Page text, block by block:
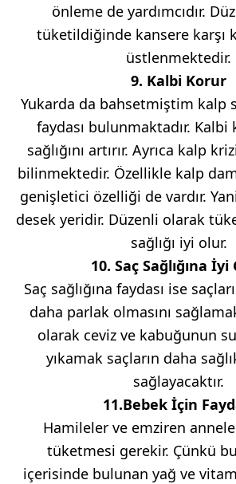
önleme de yardımcıdır.
tüketildiğinde kansere karşı
üstlenmektedir.
9. Kalbi Korur
Yukarda da bahsetmiştim kalp
faydası bulunmaktadır.
sağlığını artırır. Ayrıca kalp
bilinmektedir. Özellikle kalp
genişletici özelliği de vardır.
desek yeridir. Düzenli olarak
sağlığı iyi olur.
10. Saç Sağlığına İyi
Saç sağlığına faydası ise
daha parlak olmasını
olarak ceviz ve kabuğunun
yıkamak saçların daha
sağlayacaktır.
11.Bebek İçin
Hamileler ve emziren
tüketmesi gerekir. Çünkü
içerisinde bulunan yağ ve